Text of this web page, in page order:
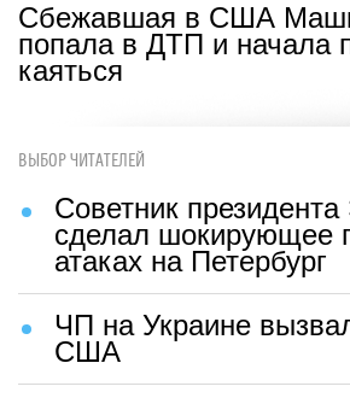
Сбежавшая в США
попала в ДТП и начала
каяться
ВЫБОР ЧИТАТЕЛЕЙ
Советник президента
сделал шокирующее
атаках на Петербург
ЧП на Украине
США